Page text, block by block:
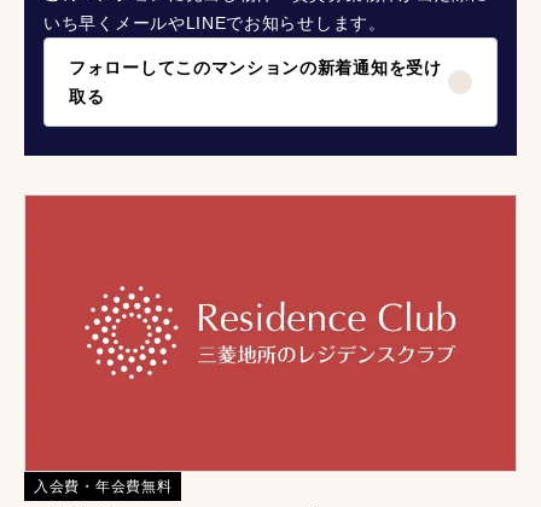
いち早くメールやLINEでお知らせします。
フォローしてこのマンションの新着通知を受け
取る
入会費・年会費無料